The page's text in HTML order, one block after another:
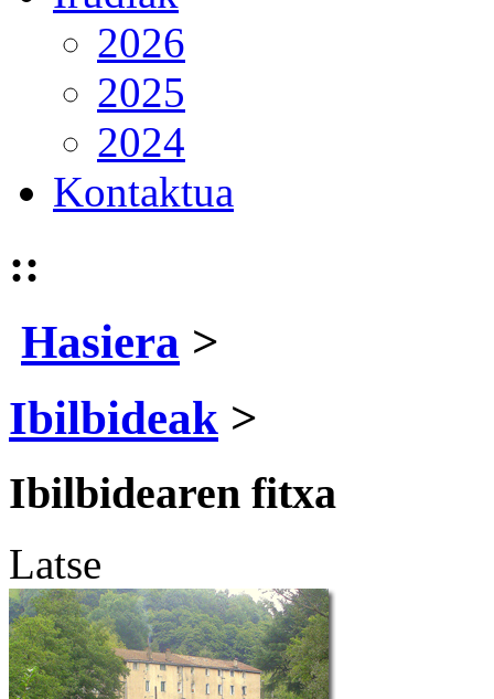
2026
2025
2024
Kontaktua
::
Hasiera >
Ibilbideak >
Ibilbidearen fitxa
Latse